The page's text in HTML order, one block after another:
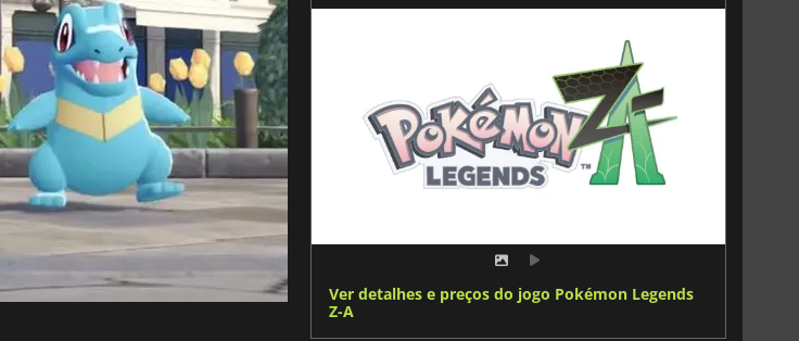
Ver detalhes e preços do jogo Pokémon Legends
Z-A